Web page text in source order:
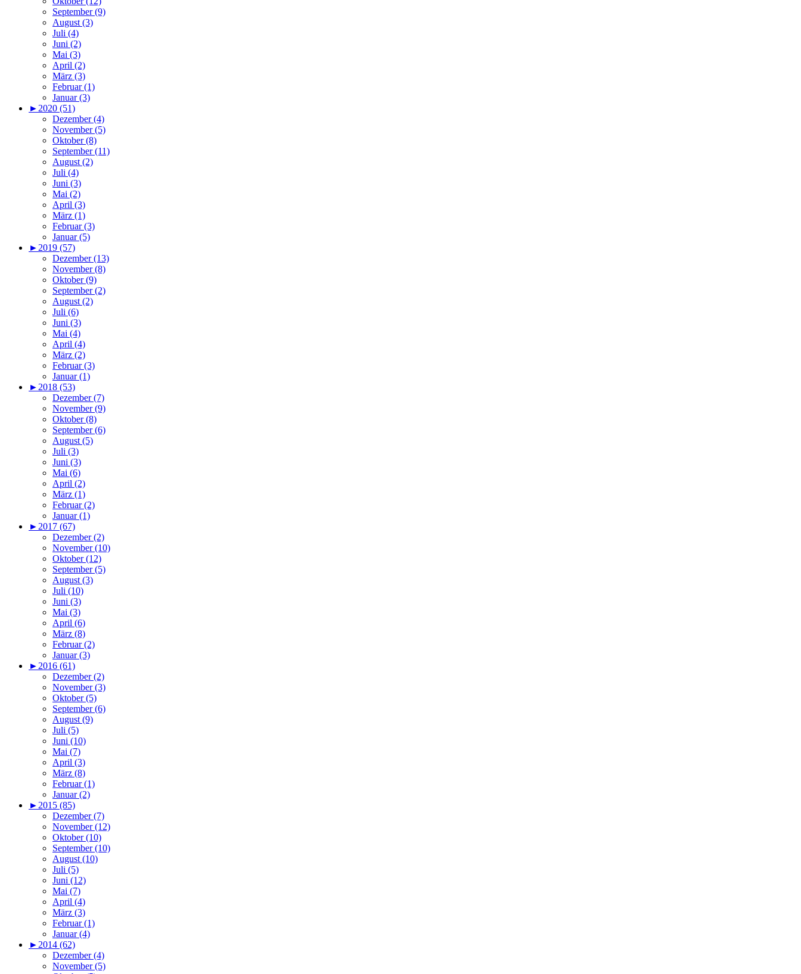
September (9)
August (3)
Juli (4)
Juni (2)
Mai (3)
April (2)
März (3)
Februar (1)
Januar (3)
► 2020 (51)
Dezember (4)
November (5)
Oktober (8)
September (11)
August (2)
Juli (4)
Juni (3)
Mai (2)
April (3)
März (1)
Februar (3)
Januar (5)
► 2019 (57)
Dezember (13)
November (8)
Oktober (9)
September (2)
August (2)
Juli (6)
Juni (3)
Mai (4)
April (4)
März (2)
Februar (3)
Januar (1)
► 2018 (53)
Dezember (7)
November (9)
Oktober (8)
September (6)
August (5)
Juli (3)
Juni (3)
Mai (6)
April (2)
März (1)
Februar (2)
Januar (1)
► 2017 (67)
Dezember (2)
November (10)
Oktober (12)
September (5)
August (3)
Juli (10)
Juni (3)
Mai (3)
April (6)
März (8)
Februar (2)
Januar (3)
► 2016 (61)
Dezember (2)
November (3)
Oktober (5)
September (6)
August (9)
Juli (5)
Juni (10)
Mai (7)
April (3)
März (8)
Februar (1)
Januar (2)
► 2015 (85)
Dezember (7)
November (12)
Oktober (10)
September (10)
August (10)
Juli (5)
Juni (12)
Mai (7)
April (4)
März (3)
Februar (1)
Januar (4)
► 2014 (62)
Dezember (4)
November (5)